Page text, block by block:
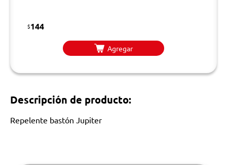
$144
Agregar
Descripción de producto:
Repelente bastón Jupiter